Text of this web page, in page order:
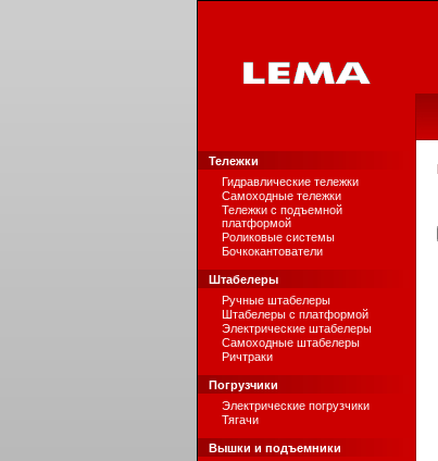
Тележки
Гидравлические тележки
Самоходные тележки
Тележки с подъемной
платформой
Роликовые системы
Бочкокантователи
Штабелеры
Ручные штабелеры
Штабелеры с платформой
Электрические штабелеры
Самоходные штабелеры
Ричтраки
Погрузчики
Электрические погрузчики
Тягачи
Вышки и подъемники